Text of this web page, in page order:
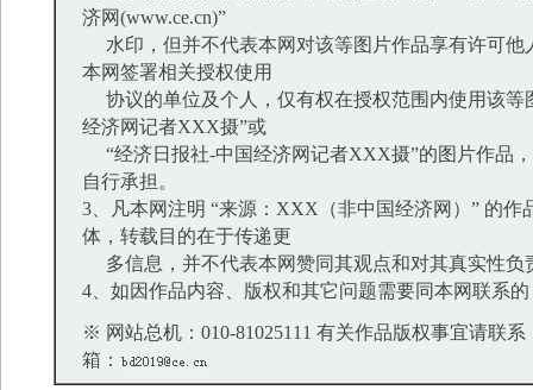
济网(www.ce.cn)”
水印，但并不代表本网对该等图片作品享有许可他
本网签署相关授权使用
协议的单位及个人，仅有权在授权范围内使用该等
经济网记者XXX摄”或
“经济日报社-中国经济网记者XXX摄”的图片作品
自行承担。
3、凡本网注明 “来源：XXX（非中国经济网）” 的作
体，转载目的在于传递更
多信息，并不代表本网赞同其观点和对其真实性负
4、如因作品内容、版权和其它问题需要同本网联系
※ 网站总机：010-81025111 有关作品版权事宜请联系
箱：